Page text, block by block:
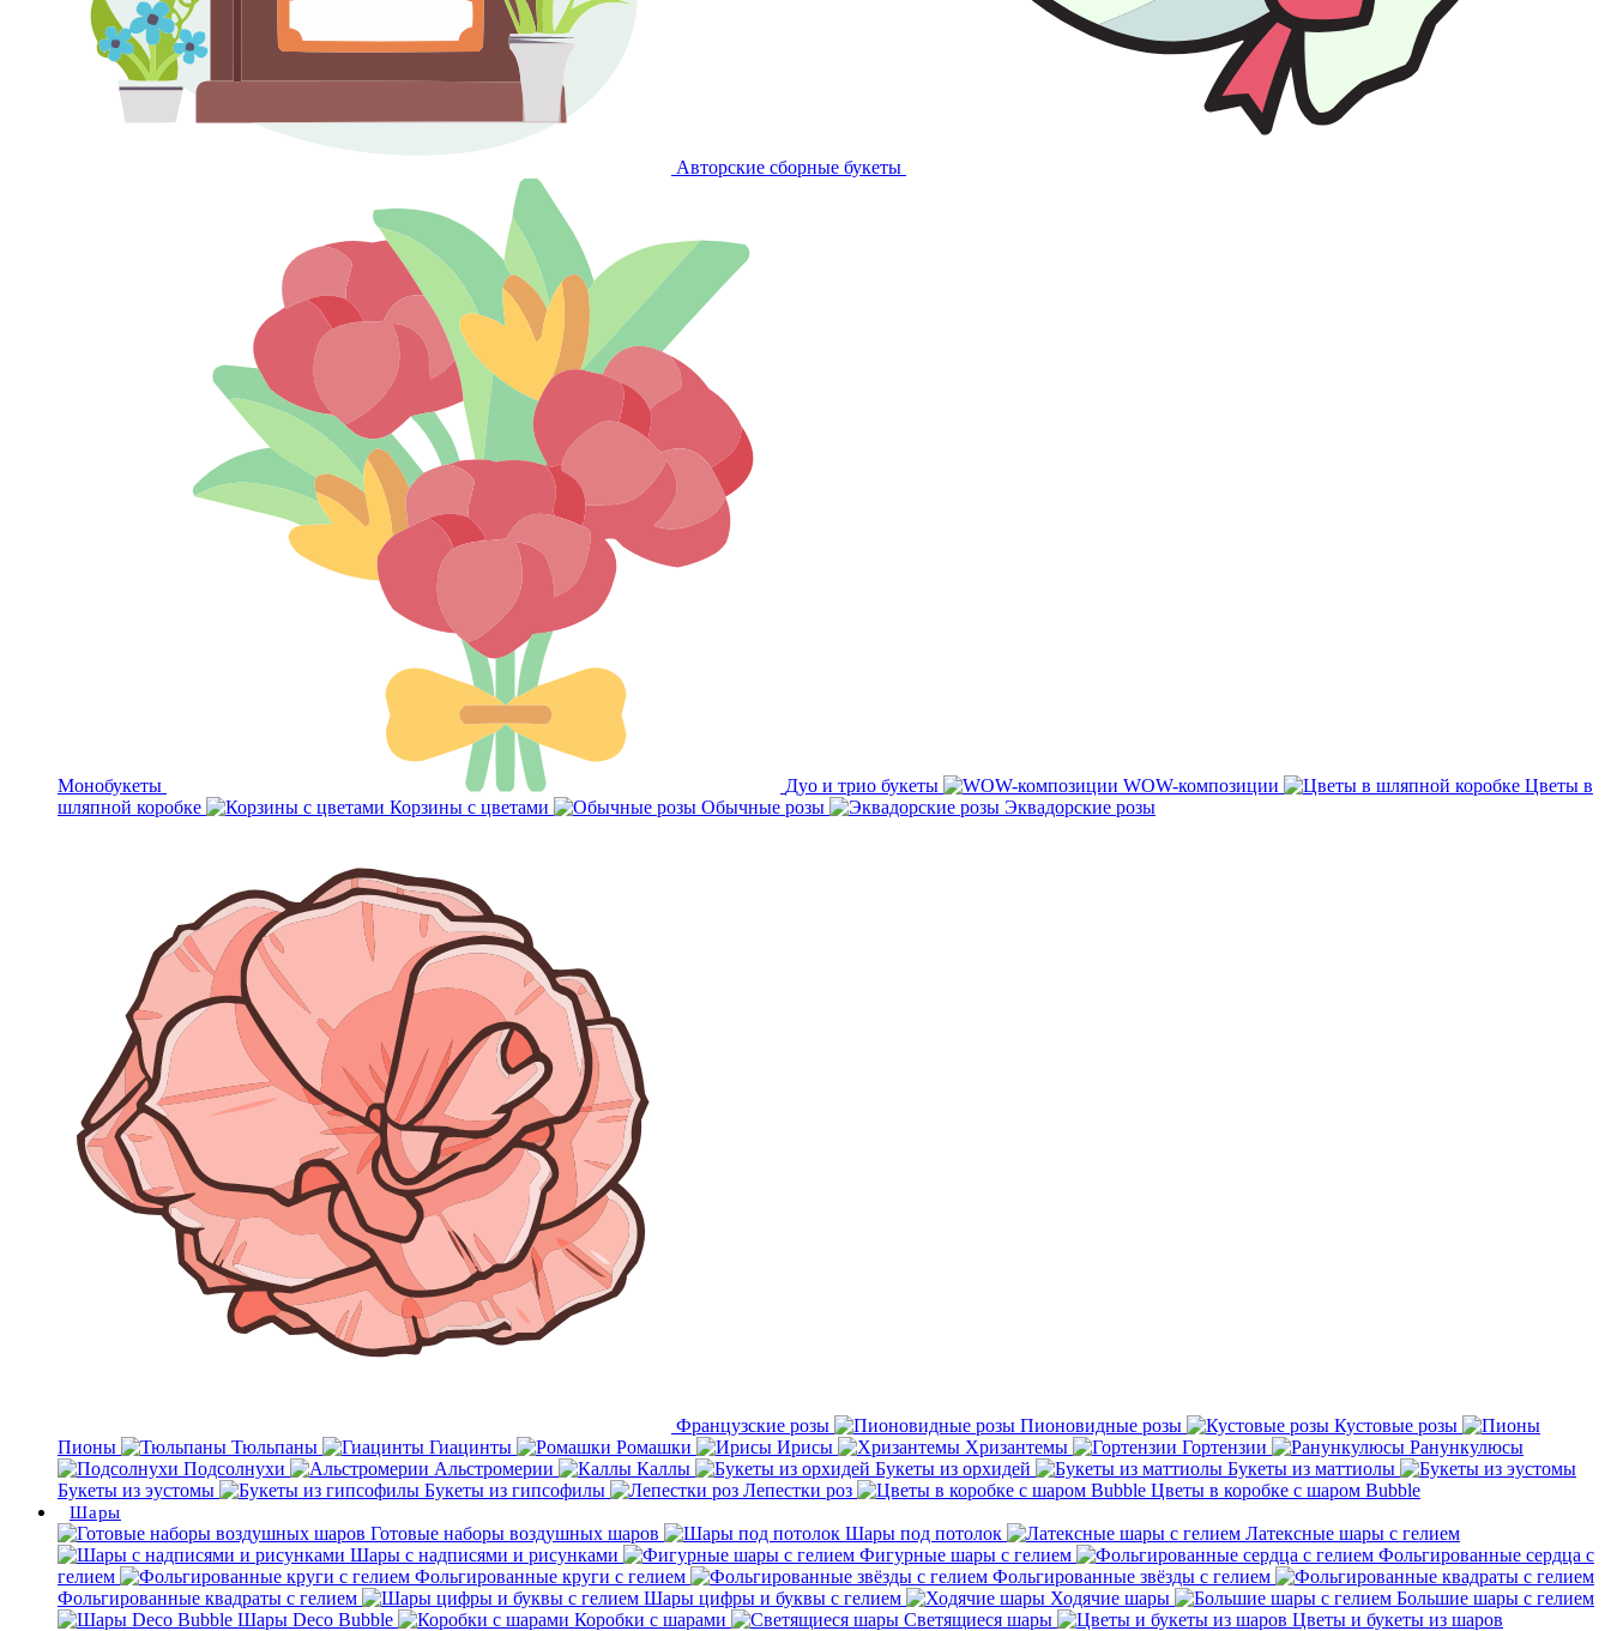
Авторские сборные букеты
Монобукеты Дуо и трио букеты WOW-композиции
Цветы в
шляпной коробке
Корзины с цветами Обычные розы Эквадорские розы
Французские розы Пионовидные розы
Кустовые розы
Пионы
Тюльпаны Гиацинты Ромашки Ирисы Хризантемы Гортензии
Ранункулюсы
Подсолнухи
Альстромерии Каллы Букеты из орхидей
Букеты из маттиолы
Букеты из эустомы
Букеты из гипсофилы Лепестки роз Цветы в коробке с шаром Bubble
Шары
Готовые наборы воздушных шаров Шары под потолок
Латексные шары с гелием
Шары с надписями и рисунками
Фигурные шары с гелием
Фольгированные сердца с
гелием
Фольгированные круги с гелием
Фольгированные звёзды с гелием
Фольгированные квадраты с гелием
Шары цифры и буквы с гелием Ходячие шары
Большие шары с гелием
Шары Deco Bubble
Коробки с шарами Светящиеся шары Цветы и букеты из шаров